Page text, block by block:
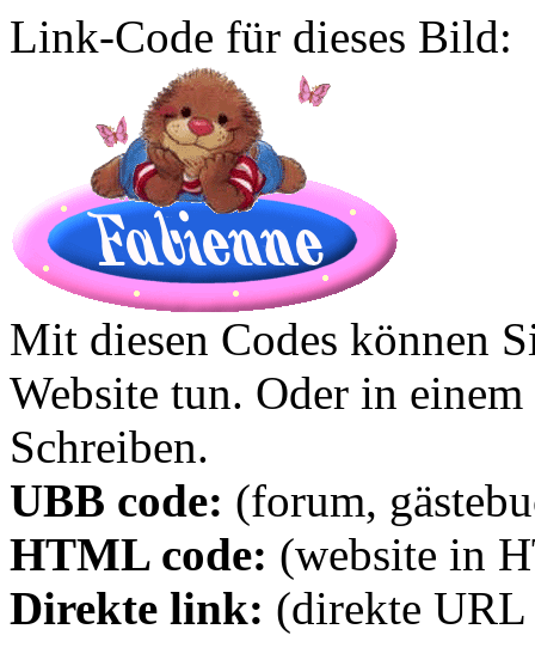
Link-Code für dieses Bild:
Mit diesen Codes können
Website tun. Oder in
Schreiben.
UBB code: (forum,
HTML code: (website in
Direkte link: (direkte